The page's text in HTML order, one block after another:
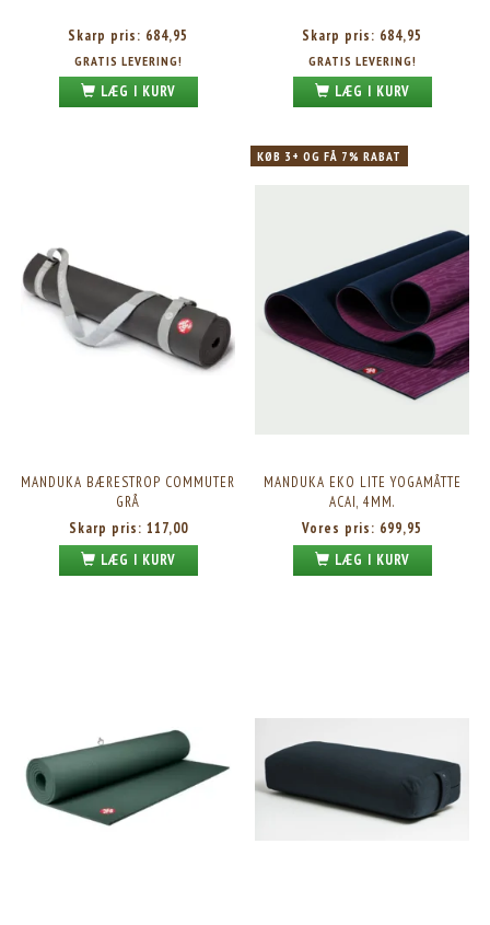
Skarp pris: 684,95
GRATIS LEVERING!
LÆG I KURV
Skarp pris: 684,95
GRATIS LEVERING!
LÆG I KURV
MANDUKA BÆRESTROP COMMUTER
GRÅ
Skarp pris: 117,00
LÆG I KURV
KØB 3+ OG FÅ 7% RABAT
MANDUKA EKO LITE YOGAMÅTTE
ACAI, 4MM.
Vores pris: 699,95
LÆG I KURV